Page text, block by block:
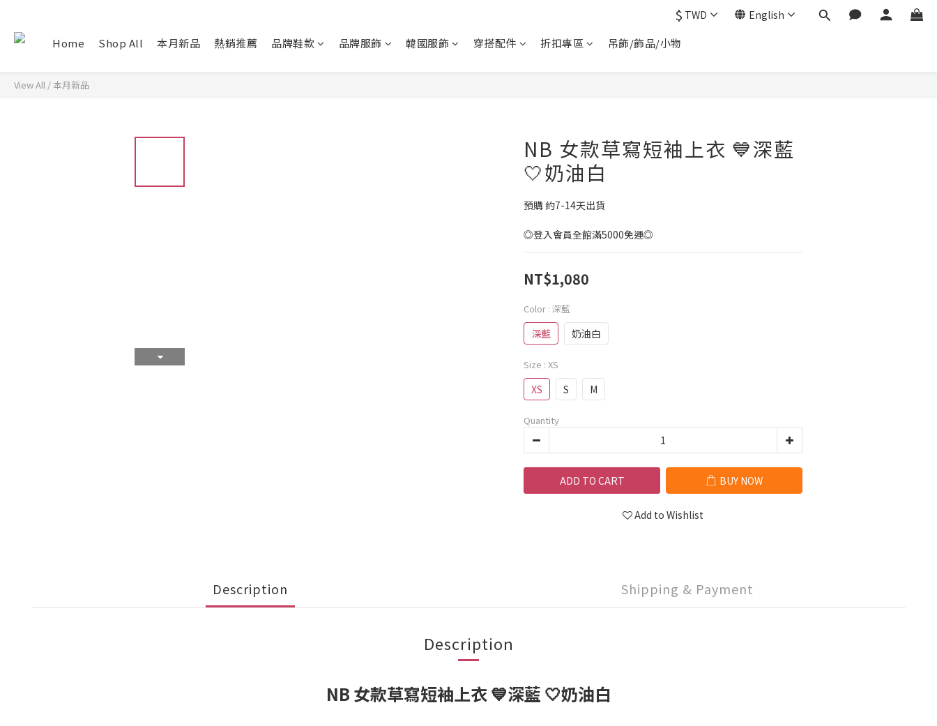
$ TWD English
Home Shop All 本月新品 熱銷推薦 品牌鞋款 品牌服飾 韓國服飾 穿搭配件 折扣專區 吊飾/飾品/小物
View All / 本月新品
NB 女款草寫短袖上衣 💙深藍
🤍奶油白
預購 約7-14天出貨
◎登入會員全館滿5000免運◎
NT$1,080
Color : 深藍
深藍 奶油白
Size : XS
XS S M
Quantity
ADD TO CART BUY NOW
Add to Wishlist
Description Shipping & Payment
Description
NB 女款草寫短袖上衣 💙深藍 🤍奶油白